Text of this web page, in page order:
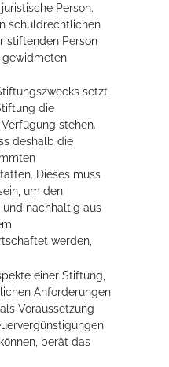
Person.
schuldrechtlichen
stiftenden Person
setzt
die
stehen.
deshalb die
Dieses muss
um den
nachhaltig aus
werden,
einer Stiftung,
Anforderungen
Voraussetzung
berät das